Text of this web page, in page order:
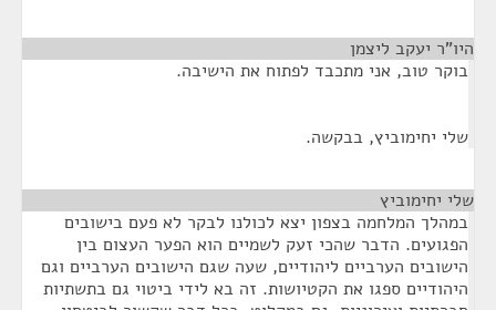
היו"ר יעקב ליצמן
בוקר טוב, אני מתכבד לפתוח את הישיבה.
שלי יחימוביץ, בבקשה.
שלי יחימוביץ
במהלך המלחמה בצפון יצא לכולנו לבקר לא פעם בישובים
הפגועים. הדבר שהכי זעק לשמיים הוא הפער העצום בין
הישובים הערביים ליהודיים, שעה שגם הישובים הערביים וגם
היהודיים ספגו את הקטיושות. זה בא לידי ביטוי גם בתשתיות